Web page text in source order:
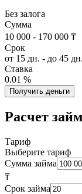
Без залога
Сумма
10 000 - 170 000 ₸
Срок
от 15 дн. - до 45 дн.
Ставка
0.01 %
Получить деньги
Расчет
Тариф
Выберите тариф
Сумма займа
₸
Срок займа